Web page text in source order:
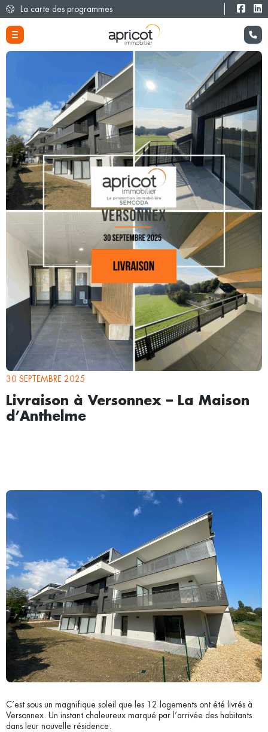
La carte des programmes
30 SEPTEMBRE 2025
Livraison à Versonnex – La Maison
d’Anthelme
C’est sous un magnifique soleil que les 12 logements ont été livrés à
Versonnex. Un instant chaleureux marqué par l’arrivée des habitants
dans leur nouvelle résidence.